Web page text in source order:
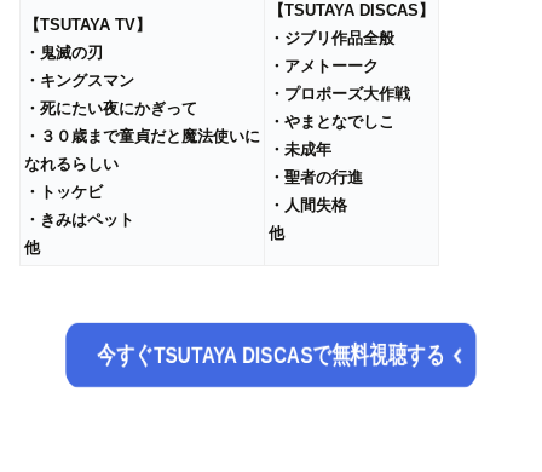
【TSUTAYA TV】
・鬼滅の刃
・キングスマン
・死にたい夜にかぎって
・３０歳まで童貞だと魔法使いに
なれるらしい
・トッケビ
・きみはペット
他
【TSUTAYA DISCAS】
・ジブリ作品全般
・アメトーーク
・プロポーズ大作戦
・やまとなでしこ
・未成年
・聖者の行進
・人間失格
他
今すぐTSUTAYA DISCASで無料視聴する